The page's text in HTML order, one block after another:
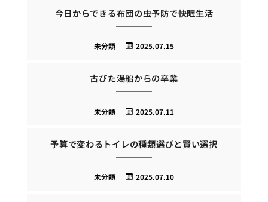
今日からできる布団の虫予防で快眠生活
2025.07.15
未分類
古びた湯船からの卒業
2025.07.11
未分類
予算で変わるトイレの種類選びと賢い選択
2025.07.10
未分類